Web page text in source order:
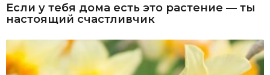
Если у тебя дома есть это растение — ты
настоящий счастливчик